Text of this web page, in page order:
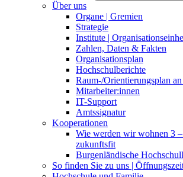
Über uns
Organe | Gremien
Strategie
Institute |
Zahlen, Daten & Fakten
Organisationsplan
Hochschulberichte
Raum-/Orientierungsplan
Mitarbeiter:innen
IT-Support
Amtssignatur
Kooperationen
Wie werden wir wohnen 3
zukunftsfit
Burgenländische
So finden Sie zu uns |